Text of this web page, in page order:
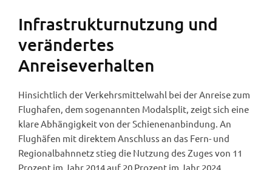
Infrastrukturnutzung und
verändertes
Anreiseverhalten
Hinsichtlich der Verkehrsmittelwahl bei der Anreise zum
Flughafen, dem sogenannten Modalsplit, zeigt sich eine
klare Abhängigkeit von der Schienenanbindung. An
Flughäfen mit direktem Anschluss an das Fern- und
Regionalbahnnetz stieg die Nutzung des Zuges von 11
Prozent im Jahr 2014 auf 20 Prozent im Jahr 2024.